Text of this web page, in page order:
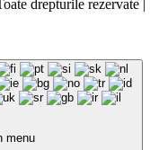
drepturile rezervate |